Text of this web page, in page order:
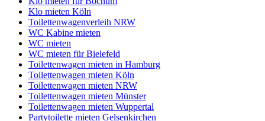
Klo mieten Köln
Toilettenwagenverleih NRW
WC Kabine mieten
WC mieten
WC mieten für Bielefeld
Toilettenwagen mieten in Hamburg
Toilettenwagen mieten Köln
Toilettenwagen mieten NRW
Toilettenwagen mieten Münster
Toilettenwagen mieten Wuppertal
Partytoilette mieten Gelsenkirchen